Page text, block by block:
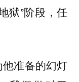
狱”阶段，任
准备的幻灯